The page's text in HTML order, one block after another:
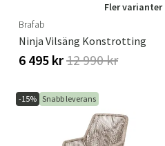
Fler varianter
Brafab
Ninja Vilsäng Konstrotting
6 495 kr12 990 kr
-15% Snabb leverans